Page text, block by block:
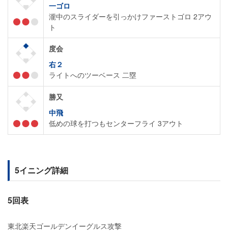
一ゴロ
瀧中のスライダーを引っかけファーストゴロ 2アウ
ト
度会
右２
ライトへのツーベース 二塁
勝又
中飛
低めの球を打つもセンターフライ 3アウト
5イニング詳細
5回表
東北楽天ゴールデンイーグルス攻撃